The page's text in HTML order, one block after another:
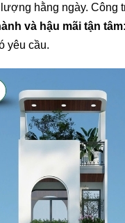
hằng ngày. Công
và hậu mãi tận tâm:
yêu cầu.